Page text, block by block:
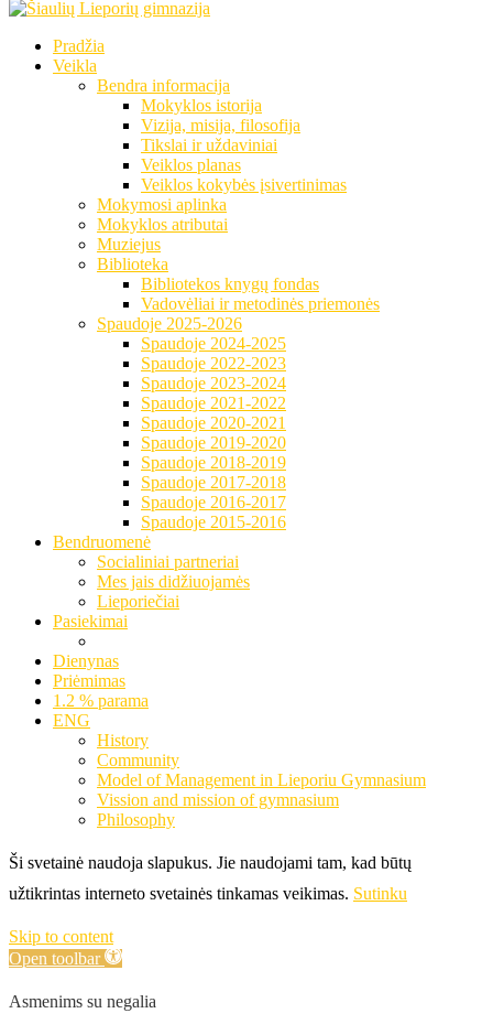
Pradžia
Veikla
Bendra informacija
Mokyklos istorija
Vizija, misija, filosofija
Tikslai ir uždaviniai
Veiklos planas
Veiklos kokybės įsivertinimas
Mokymosi aplinka
Mokyklos atributai
Muziejus
Biblioteka
Bibliotekos knygų fondas
Vadovėliai ir metodinės priemonės
Spaudoje 2025-2026
Spaudoje 2024-2025
Spaudoje 2022-2023
Spaudoje 2023-2024
Spaudoje 2021-2022
Spaudoje 2020-2021
Spaudoje 2019-2020
Spaudoje 2018-2019
Spaudoje 2017-2018
Spaudoje 2016-2017
Spaudoje 2015-2016
Bendruomenė
Socialiniai partneriai
Mes jais didžiuojamės
Lieporiečiai
Pasiekimai
Dienynas
Priėmimas
1.2 % parama
ENG
History
Community
Model of Management in Lieporiu Gymnasium
Vission and mission of gymnasium
Philosophy
Ši svetainė naudoja slapukus. Jie naudojami tam, kad būtų
užtikrintas interneto svetainės tinkamas veikimas. Sutinku
Skip to content
Open toolbar
Asmenims su negalia